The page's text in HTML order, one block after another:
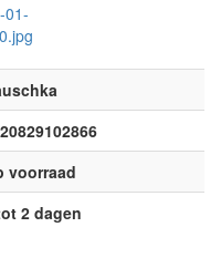
voorraad
2 dagen